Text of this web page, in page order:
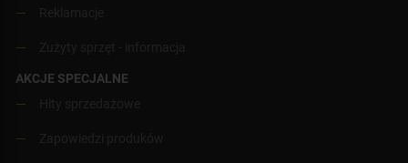
AKCJE SPECJALNE